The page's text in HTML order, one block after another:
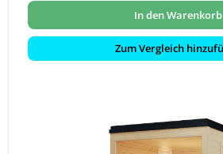
In den Warenkorb
Zum Vergleich